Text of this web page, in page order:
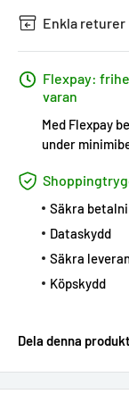
Enkla returer
Flexpay:
varan
Med Flexpay
under
Säkra
Dataskydd
Säkra
Köpskydd
Dela denna produkt